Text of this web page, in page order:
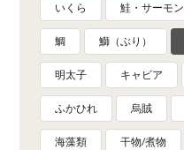
いくら 鮭・サーモン
鯛 鰤（ぶり）
明太子 キャビア
ふかひれ 烏賊
海藻類 干物/煮物